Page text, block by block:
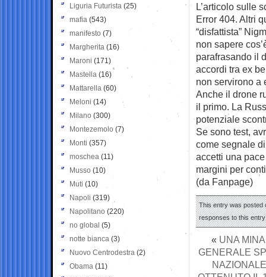
L’articolo sulle
Error 404. Altri
“disfattista”
non sapere
parafrasando il
accordi tra ex
non servirono a
Anche il drone
il primo. La
potenziale
Se sono test,
come segnale
accetti una
margini per
(da Fanpage)
This entry was posted
responses to this
« UNA
GENERALE
Liguria Futurista (25)
mafia (543)
manifesto (7)
Margherita (16)
Maroni (171)
Mastella (16)
Mattarella (60)
Meloni (14)
Milano (300)
Montezemolo (7)
Monti (357)
moschea (11)
Musso (10)
Muti (10)
Napoli (319)
Napolitano (220)
no global (5)
notte bianca (3)
Nuovo Centrodestra (2)
Obama (11)